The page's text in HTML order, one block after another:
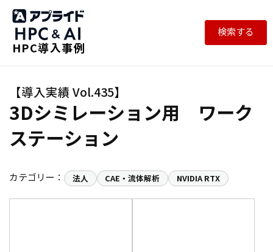
HPC導入事例
検索する
3Dシミレーション用 ワーク
ステーション
カテゴリー： 法人 CAE・流体解析 NVIDIA RTX